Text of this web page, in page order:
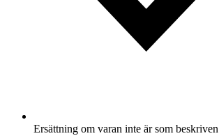
Ersättning om varan inte är som beskriven